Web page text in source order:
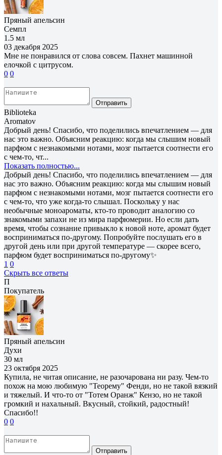
Пряный апельсин
Семпл
1.5 мл
03 декабря 2025
Мне не понравился от слова совсем. Пахнет машинной
елочкой с цитрусом.
0 0
Отправить
Biblioteka
Aromatov
Добрый день! Спасибо, что поделились впечатлением — для
нас это важно. Объясним реакцию: когда мы слышим новый
парфюм с незнакомыми нотами, мозг пытается соотнести его
с чем-то, чт...
Показать полностью...
Добрый день! Спасибо, что поделились впечатлением — для
нас это важно. Объясним реакцию: когда мы слышим новый
парфюм с незнакомыми нотами, мозг пытается соотнести его
с чем-то, что уже когда-то слышал. Поскольку у нас
необычные моноароматы, кто-то проводит аналогию со
знакомыми запахи не из мира парфюмерии. Но если дать
время, чтобы сознание привыкло к новой ноте, аромат будет
восприниматься по-другому. Попробуйте послушать его в
другой день или при другой температуре — скорее всего,
парфюм будет восприниматься по-другому✨
1 0
Скрыть все ответы
П
Покупатель
Пряный апельсин
Духи
30 мл
23 октября 2025
Купила, не читая описание, не разочарована ни разу. Чем-то
похож на мою любимую "Теорему" Фенди, но не такой вязкий
и тяжелый. И что-то от "Тотем Оранж" Кензо, но не такой
громкий и нахальный. Вкусный, стойкий, радостный!
Спасибо!!
0 0
Отправить